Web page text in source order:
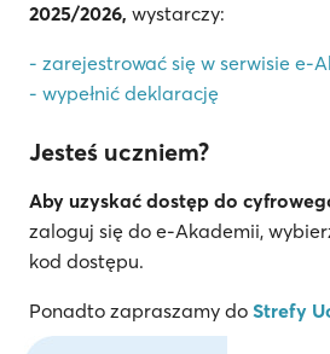
2025/2026, wystarczy:
- zarejestrować się w serwisie e-
- wypełnić deklarację
Jesteś uczniem?
Aby uzyskać dostęp do
zaloguj się do e-Akademii,
kod dostępu.
Ponadto zapraszamy do Strefy